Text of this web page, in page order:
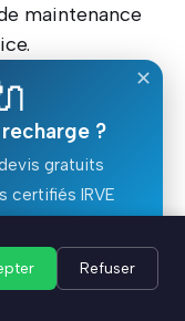
maintenance
gratuit
bornes de
✕
?
gratuits
certifiés IRVE
⚡
Refuser